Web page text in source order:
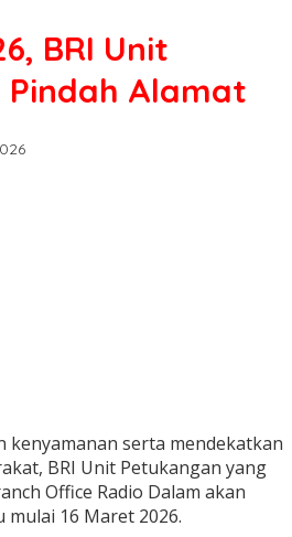
BRI Unit
Alamat
kenyamanan serta mendekatkan
BRI Unit Petukangan yang
Office Radio Dalam akan
16 Maret 2026.